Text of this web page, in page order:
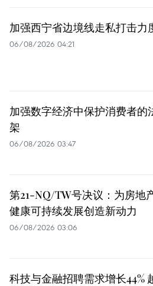
加强西宁省边境线走私打击力
06/08/2026 04:21
加强数字经济中保护消费者的
架
06/08/2026 03:47
第21-NQ/TW号决议：为房地
健康可持续发展创造新动力
06/08/2026 03:06
科技与金融招聘需求增长44%